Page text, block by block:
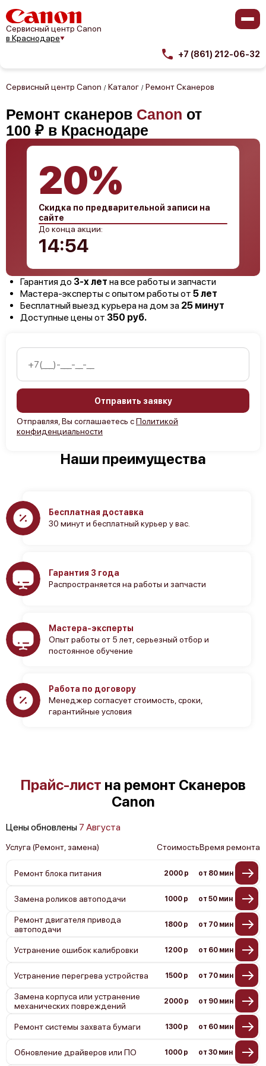
Сервисный центр Canon
в Краснодаре
+7 (861) 212-06-32
Сервисный центр Canon / Каталог / Ремонт Сканеров
Ремонт сканеров Canon от
100 ₽ в Краснодаре
Гарантия до 3-х лет на все работы и запчасти
Мастера-эксперты с опытом работы от 5 лет
Бесплатный выезд курьера на дом за 25 минут
Доступные цены от 350 руб.
Отправить заявку
Отправляя, Вы соглашаетесь сПолитикой
конфиденциальности
20%
Скидка по предварительной записи на
сайте
До конца акции:
14:53
Наши преимущества
Бесплатная доставка
30 минут и бесплатный курьер у вас.
Гарантия 3 года
Распространяется на работы и запчасти
Мастера-эксперты
Опыт работы от 5 лет, серьезный отбор и
постоянное обучение
Работа по договору
Менеджер согласует стоимость, сроки,
гарантийные условия
Прайс-лист на ремонт Сканеров
Canon
Цены обновлены 7 Августа
Услуга (Ремонт, замена) СтоимостьВремя ремонта
Ремонт блока питания 2000 р от 80 мин
Замена роликов автоподачи 1000 р от 50 мин
Ремонт двигателя привода
автоподачи
1800 р от 70 мин
Устранение ошибок калибровки 1200 р от 60 мин
Устранение перегрева устройства 1500 р от 70 мин
Замена корпуса или устранение
механических повреждений
2000 р от 90 мин
Ремонт системы захвата бумаги 1300 р от 60 мин
Обновление драйверов или ПО 1000 р от 30 мин